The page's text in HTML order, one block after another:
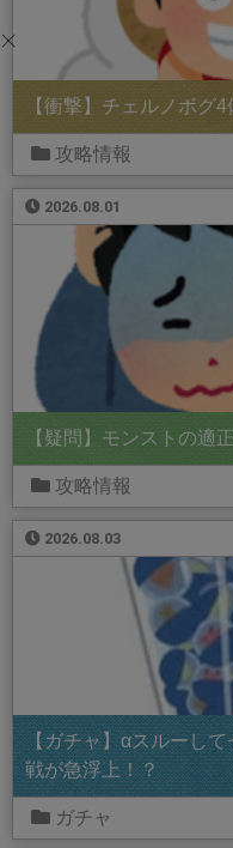
【衝撃】チェルノボグ
攻略情報
2026.08.01
【疑問】モンストの適
攻略情報
2026.08.03
【ガチャ】αスルーし
戦が急浮上！？
ガチャ